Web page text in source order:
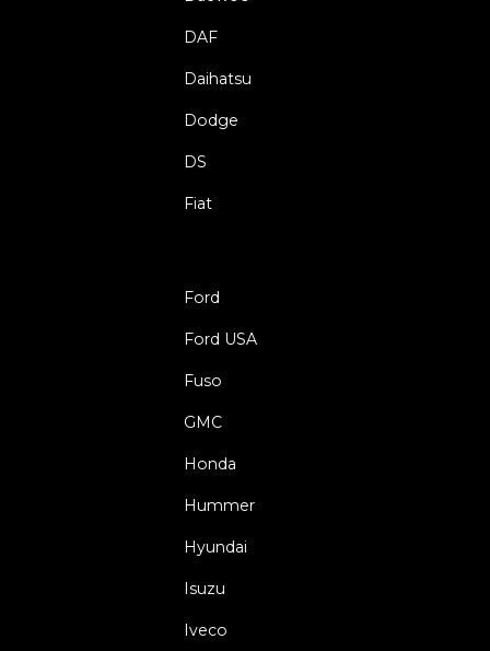
DAF
Daihatsu
Dodge
DS
Fiat
Ford
Ford USA
Fuso
GMC
Honda
Hummer
Hyundai
Isuzu
Iveco